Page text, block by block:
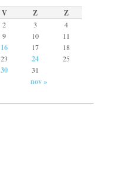
V Z
Z
2 3 4
9 10
11
16 17
18
23 24 25
30 31
nov »